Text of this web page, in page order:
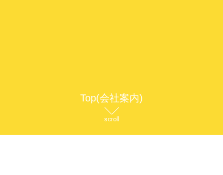
Top(会社案内)
scroll